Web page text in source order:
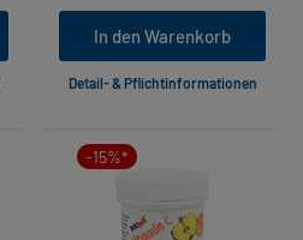
In den Warenkorb
Detail- & Pflichtinformationen
-15%*